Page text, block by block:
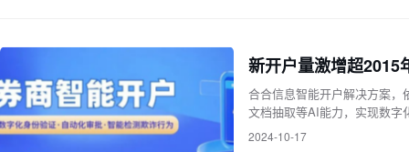
新开户量激增超2015
合合信息智能开户解决方案
文档抽取等AI能力，实现数字
线体验。
2024-10-17